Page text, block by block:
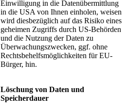
Einwilligung in die Datenübermittlung
in die USA von Ihnen einholen, weisen
wird diesbezüglich auf das Risiko eines
geheimen Zugriffs durch US-Behörden
und die Nutzung der Daten zu
Überwachungszwecken, ggf. ohne
Rechtsbehelfsmöglichkeiten für EU-
Bürger, hin.
Löschung von Daten und
Speicherdauer